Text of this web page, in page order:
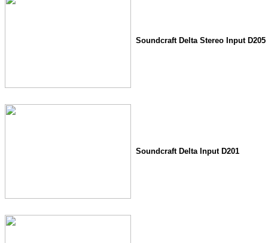
Soundcraft Delta Stereo Input D205
Soundcraft Delta Input D201